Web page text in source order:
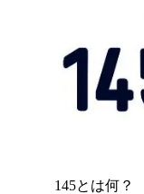
145とは何？